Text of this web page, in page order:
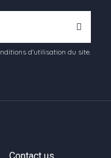
d'utilisation du site.